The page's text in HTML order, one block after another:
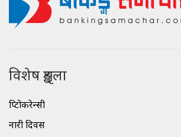
विशेष शृङ्खला
क्रिप्टोकरेन्सी
नारी दिवस